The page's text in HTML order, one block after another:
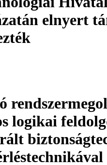
elnyert
logikai